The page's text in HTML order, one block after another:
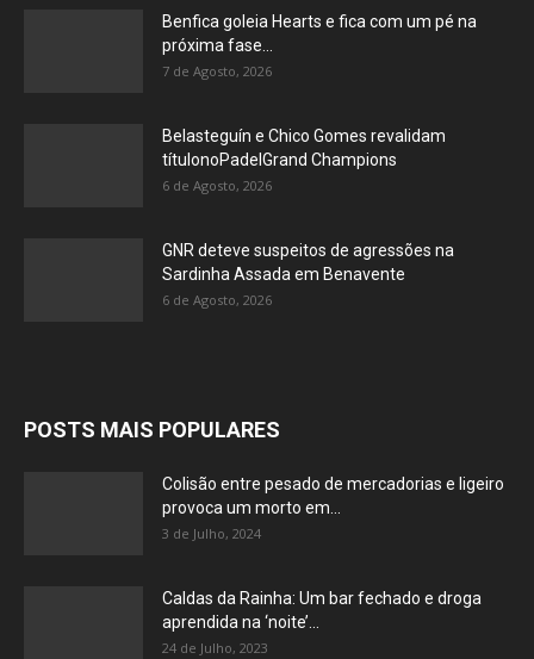
Benfica goleia Hearts e fica com um pé na
próxima fase...
7 de Agosto, 2026
Belasteguín e Chico Gomes revalidam
títulonoPadelGrand Champions
6 de Agosto, 2026
GNR deteve suspeitos de agressões na
Sardinha Assada em Benavente
6 de Agosto, 2026
POSTS MAIS POPULARES
Colisão entre pesado de mercadorias e ligeiro
provoca um morto em...
3 de Julho, 2024
Caldas da Rainha: Um bar fechado e droga
aprendida na ‘noite’...
24 de Julho, 2023